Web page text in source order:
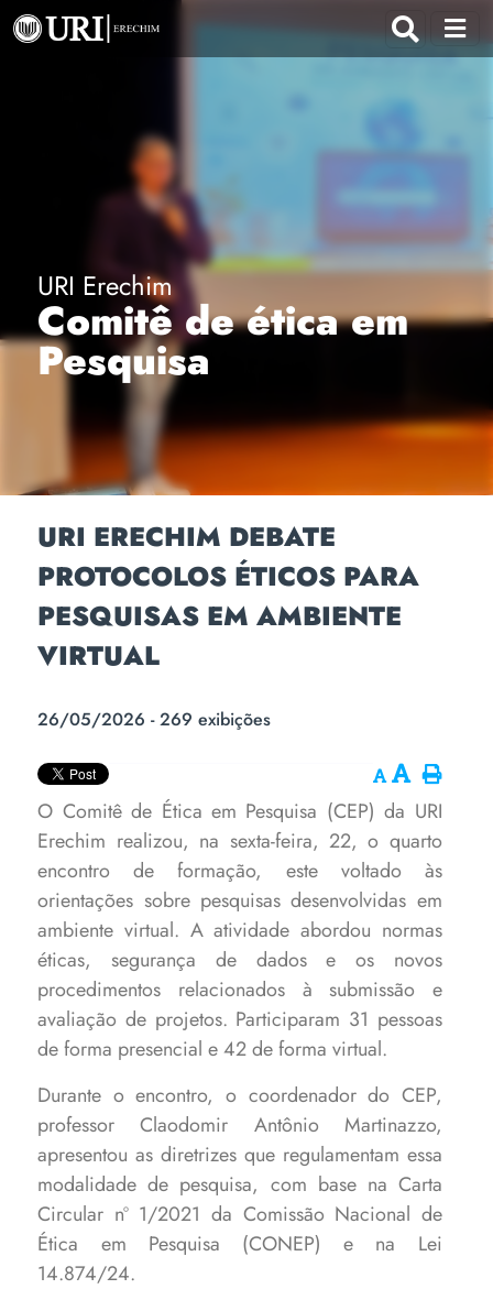
URI Erechim
Comitê de ética em
Pesquisa
URI ERECHIM DEBATE
PROTOCOLOS ÉTICOS PARA
PESQUISAS EM AMBIENTE
VIRTUAL
26/05/2026 - 269 exibições
O Comitê de Ética em Pesquisa (CEP) da URI
Erechim realizou, na sexta-feira, 22, o quarto
encontro de formação, este voltado às
orientações sobre pesquisas desenvolvidas em
ambiente virtual. A atividade abordou normas
éticas, segurança de dados e os novos
procedimentos relacionados à submissão e
avaliação de projetos. Participaram 31 pessoas
de forma presencial e 42 de forma virtual.
Durante o encontro, o coordenador do CEP,
professor Claodomir Antônio Martinazzo,
apresentou as diretrizes que regulamentam essa
modalidade de pesquisa, com base na Carta
Circular nº 1/2021 da Comissão Nacional de
Ética em Pesquisa (CONEP) e na Lei
14.874/24.